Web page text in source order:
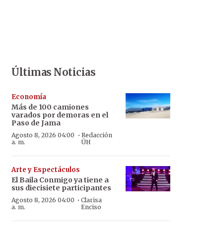
Últimas Noticias
Economía
Más de 100 camiones
varados por demoras en el
Paso de Jama
Agosto 8, 2026 04:00
a. m.
· Redacción
ÚH
Arte y Espectáculos
El Baila Conmigo ya tiene a
sus diecisiete participantes
Agosto 8, 2026 04:00
a. m.
· Clarisa
Enciso